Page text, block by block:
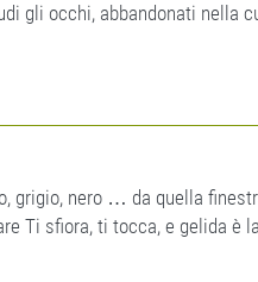
gli occhi, abbandonati nella
grigio, nero … da quella
Ti sfiora, ti tocca, e gelida è